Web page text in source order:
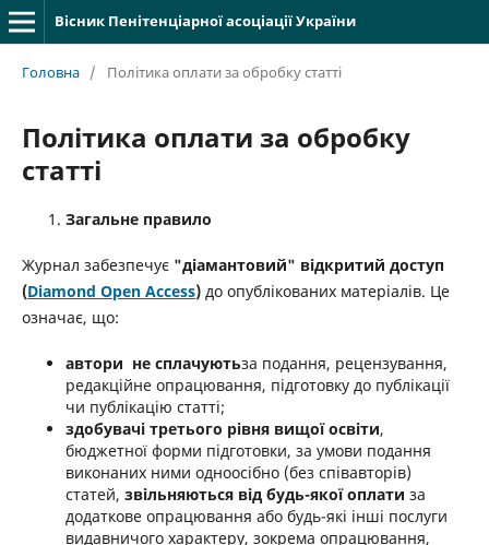
Вісник Пенітенціарної асоціації України
Головна / Політика оплати за обробку статті
Політика оплати за обробку
статті
Загальне правило
Журнал забезпечує "діамантовий" відкритий доступ
(Diamond Open Access) до опублікованих матеріалів. Це
означає, що:
автори не сплачуютьза подання, рецензування,
редакційне опрацювання, підготовку до публікації
чи публікацію статті;
здобувачі третього рівня вищої освіти,
бюджетної форми підготовки, за умови подання
виконаних ними одноосібно (без співавторів)
статей, звільняються від будь-якої оплати за
додаткове опрацювання або будь-які інші послуги
видавничого характеру, зокрема опрацювання,